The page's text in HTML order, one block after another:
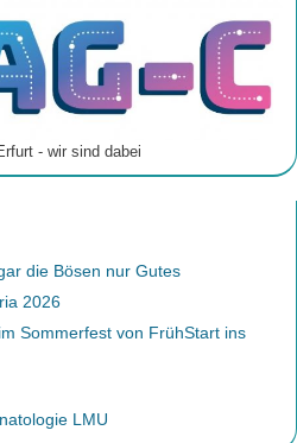
- wir sind dabei
die Bösen nur Gutes
2026
Sommerfest von FrühStart ins
LMU